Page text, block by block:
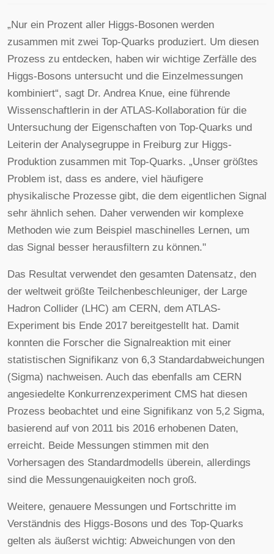
„Nur ein Prozent aller Higgs-Bosonen werden
zusammen mit zwei Top-Quarks produziert. Um diesen
Prozess zu entdecken, haben wir wichtige Zerfälle des
Higgs-Bosons untersucht und die Einzelmessungen
kombiniert“, sagt Dr. Andrea Knue, eine führende
Wissenschaftlerin in der ATLAS-Kollaboration für die
Untersuchung der Eigenschaften von Top-Quarks und
Leiterin der Analysegruppe in Freiburg zur Higgs-
Produktion zusammen mit Top-Quarks. „Unser größtes
Problem ist, dass es andere, viel häufigere
physikalische Prozesse gibt, die dem eigentlichen Signal
sehr ähnlich sehen. Daher verwenden wir komplexe
Methoden wie zum Beispiel maschinelles Lernen, um
das Signal besser herausfiltern zu können."
Das Resultat verwendet den gesamten Datensatz, den
der weltweit größte Teilchenbeschleuniger, der Large
Hadron Collider (LHC) am CERN, dem ATLAS-
Experiment bis Ende 2017 bereitgestellt hat. Damit
konnten die Forscher die Signalreaktion mit einer
statistischen Signifikanz von 6,3 Standardabweichungen
(Sigma) nachweisen. Auch das ebenfalls am CERN
angesiedelte Konkurrenzexperiment CMS hat diesen
Prozess beobachtet und eine Signifikanz von 5,2 Sigma,
basierend auf von 2011 bis 2016 erhobenen Daten,
erreicht. Beide Messungen stimmen mit den
Vorhersagen des Standardmodells überein, allerdings
sind die Messungenauigkeiten noch groß.
Weitere, genauere Messungen und Fortschritte im
Verständnis des Higgs-Bosons und des Top-Quarks
gelten als äußerst wichtig: Abweichungen von den